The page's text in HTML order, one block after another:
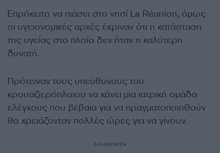
Επρόκειτο να πιάσει στο νησί La Réunion, όμως
οι υγειονομικές αρχές έκριναν ότι η κατάσταση
της υγείας στο πλοίο δεν ήταν η καλύτερη
δυνατή.
Πρότειναν τους υπεύθυνους του
κρουαζιερόπλοιου να κάνει μια ιατρική ομάδα
ελέγχους που βέβαια για να πραγματοποιηθούν
θα χρειάζονταν πολλές ώρες για να γίνουν.
ΔΙΑΦΗΜΙΣΗ